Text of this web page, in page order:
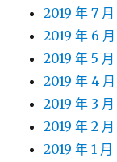
2019 年 7 月
2019 年 6 月
2019 年 5 月
2019 年 4 月
2019 年 3 月
2019 年 2 月
2019 年 1 月